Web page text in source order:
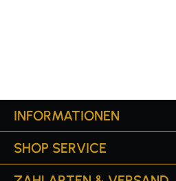
INFORMATIONEN
SHOP SERVICE